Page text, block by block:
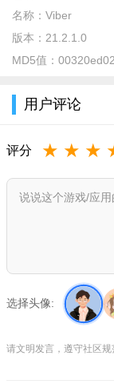
软件介绍：
在 Viber 上，您
软件优势：
1.Viber支持免费
2.您可以发送免
与好友互发短信
拨打高清音质的
分享照片、视
名称： Viber
版本： 21.2.1.0
MD5值：
用户评论
评分 ★ ★ ★
选择头像:
请文明发言，遵守社区规